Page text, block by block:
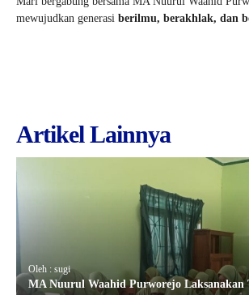
mewujudkan generasi berilmu, berakhlak, dan
Artikel Lainnya
Oleh : sugi
MA Nuurul Waahid Purworejo Laksanakan